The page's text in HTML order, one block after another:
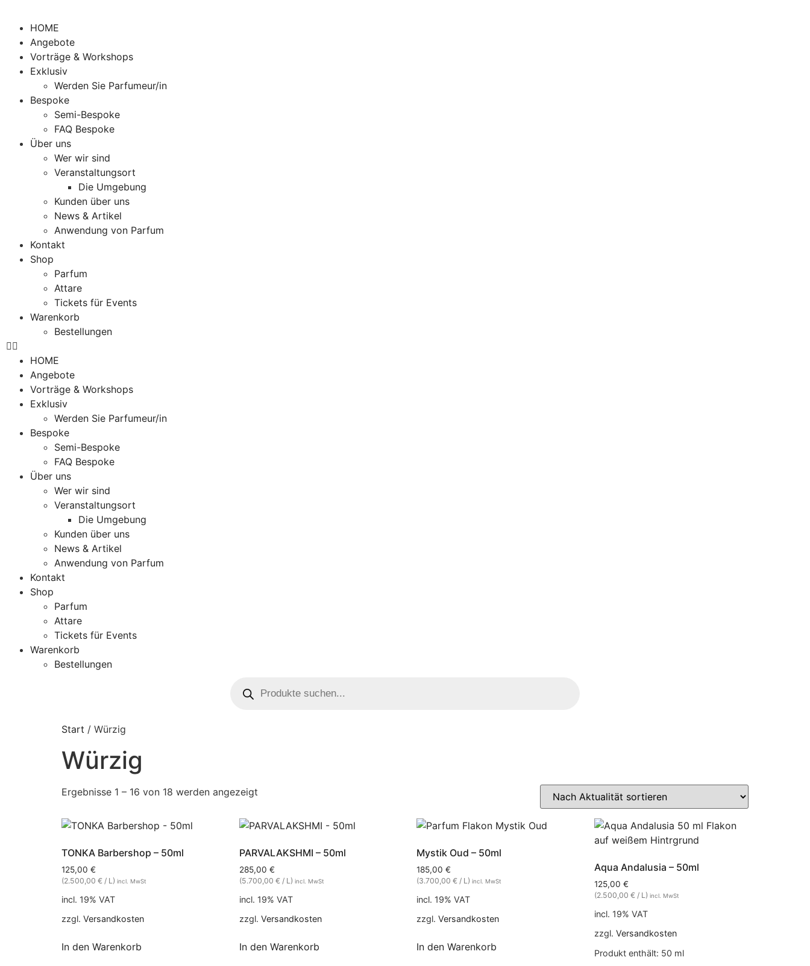
HOME
Angebote
Vorträge & Workshops
Exklusiv
Werden Sie Parfumeur/in
Bespoke
Semi-Bespoke
FAQ Bespoke
Über uns
Wer wir sind
Veranstaltungsort
Die Umgebung
Kunden über uns
News & Artikel
Anwendung von Parfum
Kontakt
Shop
Parfum
Attare
Tickets für Events
Warenkorb
Bestellungen
HOME
Angebote
Vorträge & Workshops
Exklusiv
Werden Sie Parfumeur/in
Bespoke
Semi-Bespoke
FAQ Bespoke
Über uns
Wer wir sind
Veranstaltungsort
Die Umgebung
Kunden über uns
News & Artikel
Anwendung von Parfum
Kontakt
Shop
Parfum
Attare
Tickets für Events
Warenkorb
Bestellungen
Start / Würzig
Würzig
Ergebnisse 1 – 16 von 18 werden angezeigt
TONKA Barbershop – 50ml
125,00 €
(2.500,00 € / L) incl. MwSt
incl. 19% VAT
zzgl. Versandkosten
In den Warenkorb
PARVALAKSHMI – 50ml
285,00 €
(5.700,00 € / L) incl. MwSt
incl. 19% VAT
zzgl. Versandkosten
In den Warenkorb
Mystik Oud – 50ml
185,00€
(3.700,00 € / L)incl. MwSt
incl. 19% VAT
zzgl.Versandkosten
In den Warenkorb
Aqua Andalusia – 50ml
125,00€
(2.500,00 € / L)incl. MwSt
incl. 19% VAT
zzgl.Versandkosten
Produkt enthält: 50 ml